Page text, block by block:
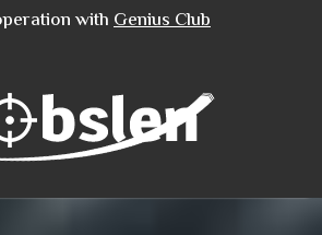
in Co-operation with